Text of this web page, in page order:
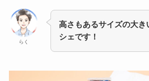
らく
高さもあるサイズの大き
シェです！